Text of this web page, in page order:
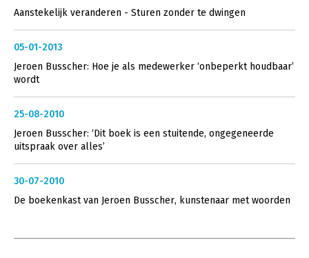
Aanstekelijk veranderen - Sturen zonder te dwingen
05-01-2013
Jeroen Busscher: Hoe je als medewerker ‘onbeperkt houdbaar’
wordt
25-08-2010
Jeroen Busscher: ‘Dit boek is een stuitende, ongegeneerde
uitspraak over alles’
30-07-2010
De boekenkast van Jeroen Busscher, kunstenaar met woorden